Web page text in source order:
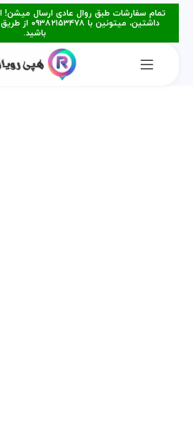
تمام سفارشات طبق روال عادی ارسال
داشتین،
باشید.